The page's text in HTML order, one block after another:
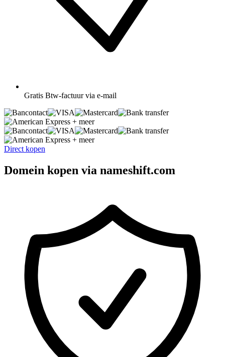
Gratis Btw-factuur via e-mail
+ meer
+ meer
Direct kopen
Domein kopen via nameshift.com